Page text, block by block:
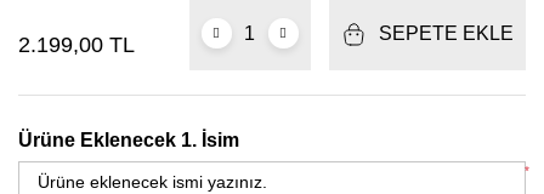
2.199,00 TL SEPETE EKLE
Ürüne Eklenecek 1. İsim
*